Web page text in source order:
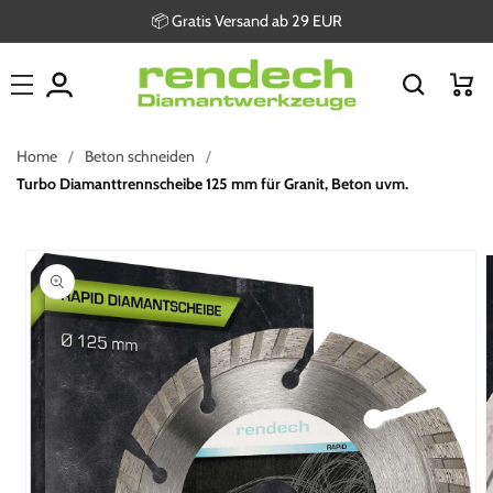
Inhalt
📦 Gratis Versand ab 29 EUR
Home
Beton schneiden
Turbo Diamanttrennscheibe 125 mm für Granit, Beton uvm.